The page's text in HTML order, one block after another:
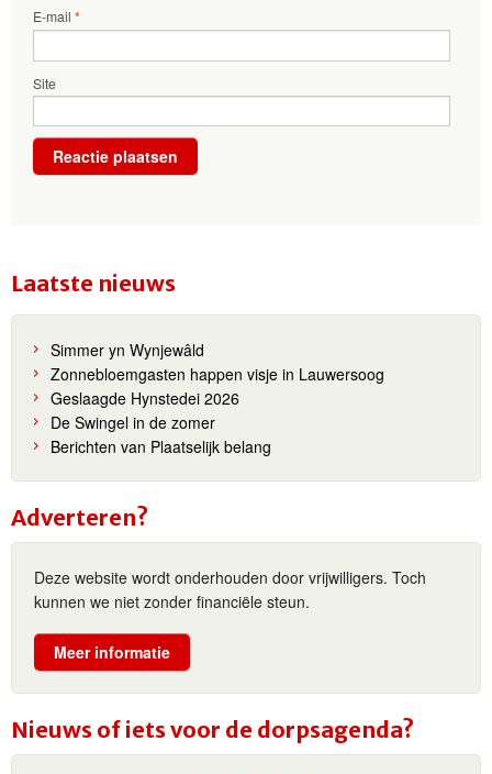
E-mail *
Site
Laatste nieuws
Simmer yn Wynjewâld
Zonnebloemgasten happen visje in Lauwersoog
Geslaagde Hynstedei 2026
De Swingel in de zomer
Berichten van Plaatselijk belang
Adverteren?
Deze website wordt onderhouden door vrijwilligers. Toch
kunnen we niet zonder financiële steun.
Meer informatie
Nieuws of iets voor de dorpsagenda?